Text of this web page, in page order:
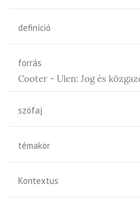
definíció
forrás
Cooter - Ulen: Jog és
szófaj
témakör
Kontextus